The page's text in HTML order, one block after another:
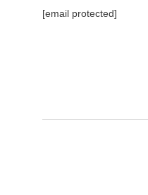
[email protected]